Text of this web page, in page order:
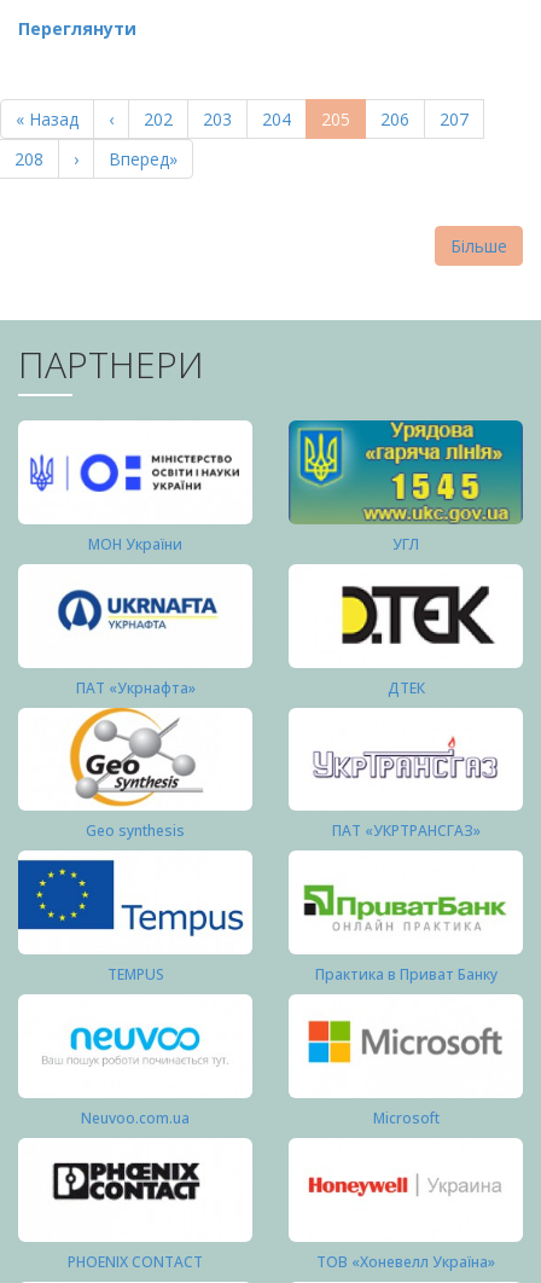
Переглянути
НА
СТОРІНКИ
Перша
сторінка
« Назад
Попередня
сторінка
‹ Page
202 Page
203 Page
204
Поточна
сторінка
205 Page
206 Page
207
Page
208
Наступна
сторінка
›
Остання
сторінка
Вперед»
Більше
ПАРТНЕРИ
МОН України УГЛ
ПАТ «Укрнафта» ДТЕК
Geo synthesis ПАТ «УКРТРАНСГАЗ»
TEMPUS Практика в Приват Банку
Neuvoo.com.ua Microsoft
PHOENIX CONTACT ТОВ «Хоневелл Україна»